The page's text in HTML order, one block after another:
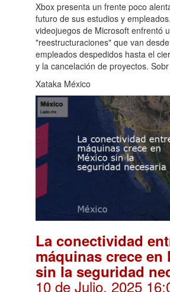
Xbox presenta un frente poco
futuro de sus estudios y
videojuegos de Microsoft enfrentó
"reestructuraciones" que van
empleados despedidos hasta el
y la cancelación de proyectos. Sobr
Xataka México
La conectividad
máquinas crece en
sin la seguridad
10 de Julio, 2025